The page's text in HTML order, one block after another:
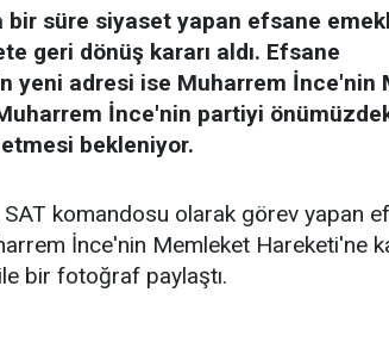
bir süre siyaset yapan efsane
geri dönüş kararı aldı. Efsane
yeni adresi ise Muharrem İnce'nin
İnce'nin partiyi
bekleniyor.
komandosu olarak görev yapan
İnce'nin Memleket Hareketi'ne
bir fotoğraf paylaştı.